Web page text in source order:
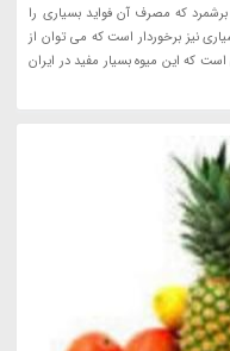
که مصرف آن فواید بسیاری را
نیز برخوردار است که می توان از
که این میوه بسیار مفید در ایران